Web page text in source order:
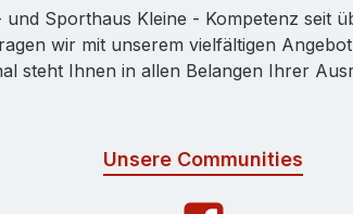
und Sporthaus Kleine - Kompetenz seit
wir mit unserem vielfältigen
steht Ihnen in allen Belangen Ihrer
Unsere Communities